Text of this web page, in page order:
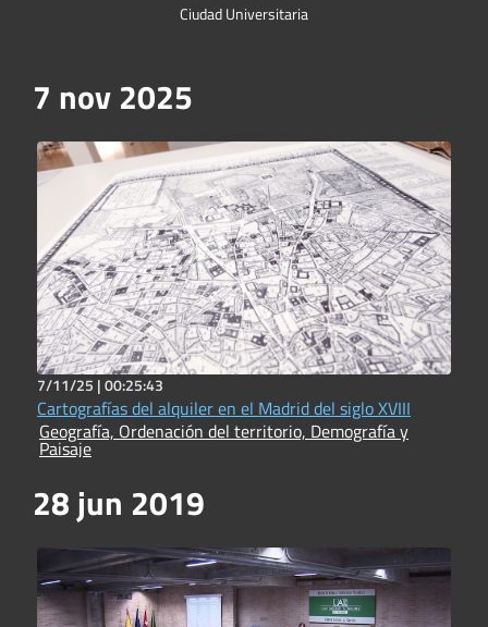
Ciudad Universitaria
7 nov 2025
7/11/25 |00:25:43
Cartografías del alquiler en el Madrid del siglo XVIII
Geografía, Ordenación del territorio, Demografía y
Paisaje
28 jun 2019